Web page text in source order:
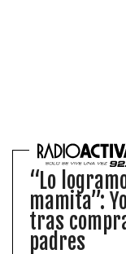
“Lo
mamita”:
tras
padres